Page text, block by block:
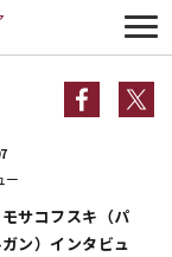
ー
サコフスキ（パ
ン）インタビュ